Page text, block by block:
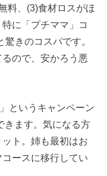
料、(3)食材ロスがほ
に「プチママ」コ
きのコスパです。
ので、安かろう悪
というキャンペーン
きます。気になる方
ト。姉も最初はお
ースに移行してい